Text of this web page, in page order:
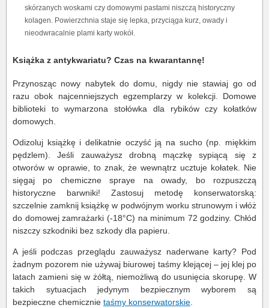
skórzanych woskami czy domowymi pastami niszczą historyczny
kolagen. Powierzchnia staje się lepka, przyciąga kurz, owady i
nieodwracalnie plami karty wokół.
Książka z antykwariatu? Czas na kwarantannę!
Przynosząc nowy nabytek do domu, nigdy nie stawiaj go od
razu obok najcenniejszych egzemplarzy w kolekcji. Domowe
biblioteki to wymarzona stołówka dla rybików czy kołatków
domowych.
Odizoluj książkę i delikatnie oczyść ją na sucho (np. miękkim
pędzlem). Jeśli zauważysz drobną mączkę sypiącą się z
otworów w oprawie, to znak, że wewnątrz ucztuje kołatek. Nie
sięgaj po chemiczne spraye na owady, bo rozpuszczą
historyczne barwniki! Zastosuj metodę konserwatorską:
szczelnie zamknij książkę w podwójnym worku strunowym i włóż
do domowej zamrażarki (-18°C) na minimum 72 godziny. Chłód
niszczy szkodniki bez szkody dla papieru.
A jeśli podczas przeglądu zauważysz naderwane karty? Pod
żadnym pozorem nie używaj biurowej taśmy klejącej – jej klej po
latach zamieni się w żółtą, niemożliwą do usunięcia skorupę. W
takich sytuacjach jedynym bezpiecznym wyborem są
bezpieczne chemicznie taśmy konserwatorskie